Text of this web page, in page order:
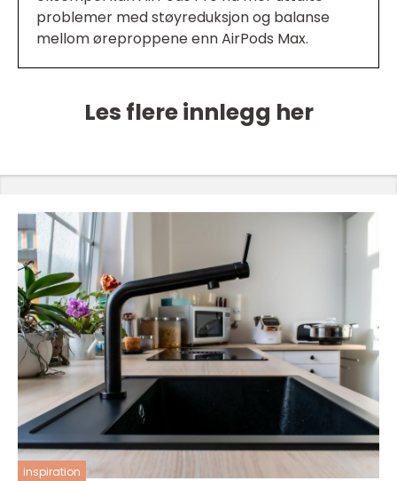
problemer med støyreduksjon og balanse
mellom øreproppene enn AirPods Max.
Les flere innlegg her
inspiration